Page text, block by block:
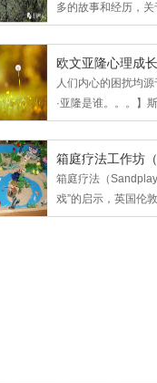
多的故事和经历，
欧文亚隆心理成
人们内心的困扰均
·亚隆是谁。。。】
箱庭疗法工作坊
箱庭疗法（
戏”的启示，英国伦